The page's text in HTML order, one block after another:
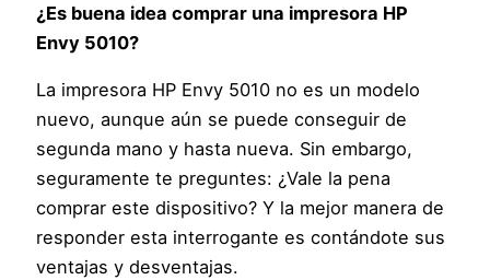
¿Es buena idea comprar una impresora HP
Envy 5010?
La impresora HP Envy 5010 no es un modelo
nuevo, aunque aún se puede conseguir de
segunda mano y hasta nueva. Sin embargo,
seguramente te preguntes: ¿Vale la pena
comprar este dispositivo? Y la mejor manera de
responder esta interrogante es contándote sus
ventajas y desventajas.